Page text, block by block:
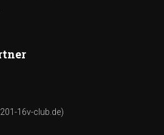
16v-club.de)